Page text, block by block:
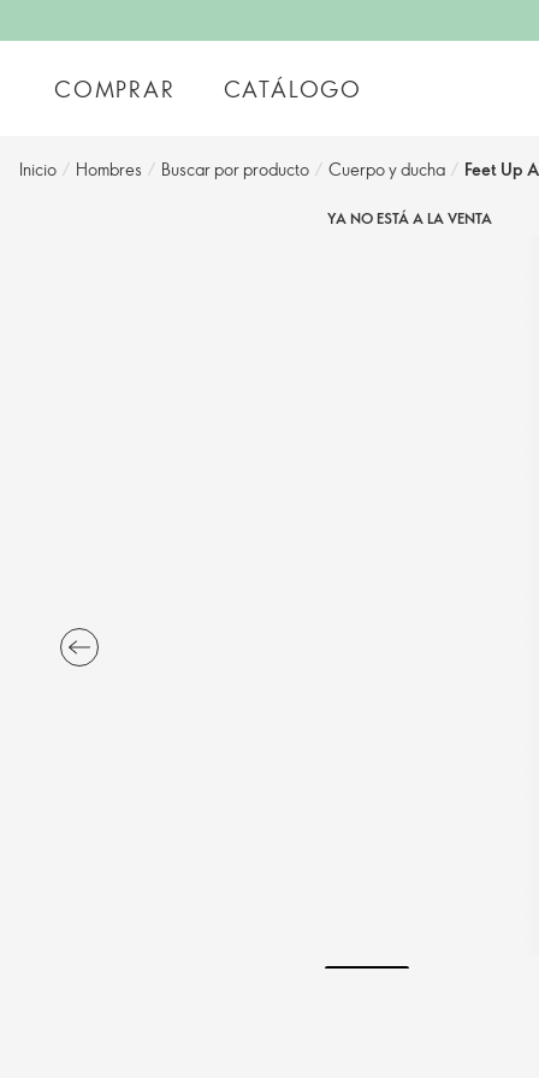
COMPRAR CATÁLOGO
Inicio / Hombres / Buscar por producto / Cuerpo y ducha / Feet Up
YA NO ESTÁ A LA VENTA